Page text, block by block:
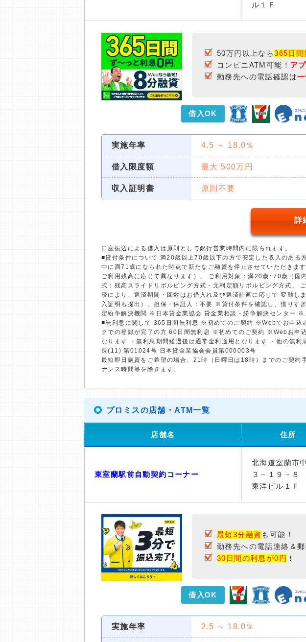
ル１Ｆ
50万円以上なら365日間
コンビニATM可能！ ア
勤務先への電話確認は一
借入OK
実施年率 4.5 ～ 18.0％
借入限度額 最大 500万円
収入証明書 原則不要
詳
口座振込による借入は原則として銀行営業時間内に限られます。
■貸付条件について 満20歳以上70歳以下の方で安定した収入のある
中に満71歳になられた時点で新たなご融資を停止させていただき
ご利用残高に応じて異なります）、 ご利用対象：満20歳~70歳（
式：残高スライドリボルビング方式・元利定額リボルビング方式、
済により、返済期間・回数はお借入れ及び返済計画に応じて 変動し
入証明も提出）、担保・保証人：不要 ※貸付条件を確認し、借り
定紛争解決機関 ※日本貸金業協会 貸金業相談・紛争解決センター ※
■無利息に関して 365日間無利息 ※初めてのご契約 ※Webでお申込
クでの登録が完了の方 60日間無利息 ※初めてのご契約 ※Webお申
なります ・無利息期間経過後は通常金利適用となります ・他の無
長(11) 第01024号 日本貸金業協会会員第000003号
最短即日融資をご希望の場合、21時（日曜日は18時）までのご契約
ナンス時間等を除きます。
プロミスの店舗・ATM一覧
店舗名 住所
東室蘭駅前自動契約コーナー
北海道室蘭市
３－１９－８
東洋ビル１Ｆ
最短3分融資 も可能！
勤務先への電話連絡＆郵
30日間の利息が0円 ！
借入OK
実施年率 2.5 ～ 18.0％